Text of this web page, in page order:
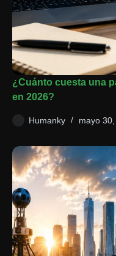
¿Cuánto cuesta una
en 2026?
Humanky mayo